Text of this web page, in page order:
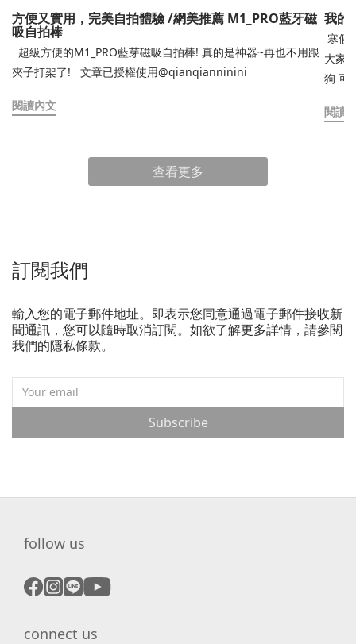
方便又實用，完美自拍體驗 /網美推薦 M1_PRO藍牙磁
吸自拍棒
超級方便的M1_PRO藍芽磁吸自拍棒! 真的是神器~再也不用跟
夾子打架了! 文章已授權使用@qianqianninini
閱讀內文
我的
寒假倒數9天！
大家
狗 可是我每天看到的狗都吃飽睡 睡飽吃⋯這次分享了一些讀書
得我
閱讀
查看更多
訂閱我們
輸入您的電子郵件地址。即表示您同意通過電子郵件接收新
聞通訊，您可以隨時取消訂閱。如欲了解更多詳情，請參閱
我們的隱私條款。
Subscribe
follow us
connect us